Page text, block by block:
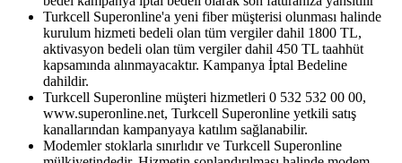
Turkcell Superonline'a yeni fiber müşterisi olunması halinde
kurulum hizmeti bedeli olan tüm vergiler dahil 1800 TL,
aktivasyon bedeli olan tüm vergiler dahil 450 TL taahhüt
kapsamında alınmayacaktır. Kampanya İptal Bedeline
dahildir.
Turkcell Superonline müşteri hizmetleri 0 532 532 00 00,
www.superonline.net, Turkcell Superonline yetkili satış
kanallarından kampanyaya katılım sağlanabilir.
Modemler stoklarla sınırlıdır ve Turkcell Superonline